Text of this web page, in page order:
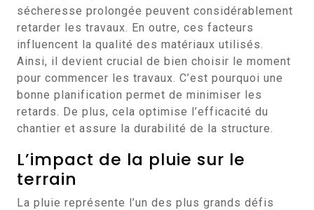
sécheresse prolongée peuvent considérablement
retarder les travaux. En outre, ces facteurs
influencent la qualité des matériaux utilisés.
Ainsi, il devient crucial de bien choisir le moment
pour commencer les travaux. C’est pourquoi une
bonne planification permet de minimiser les
retards. De plus, cela optimise l’efficacité du
chantier et assure la durabilité de la structure.
L’impact de la pluie sur le
terrain
La pluie représente l’un des plus grands défis